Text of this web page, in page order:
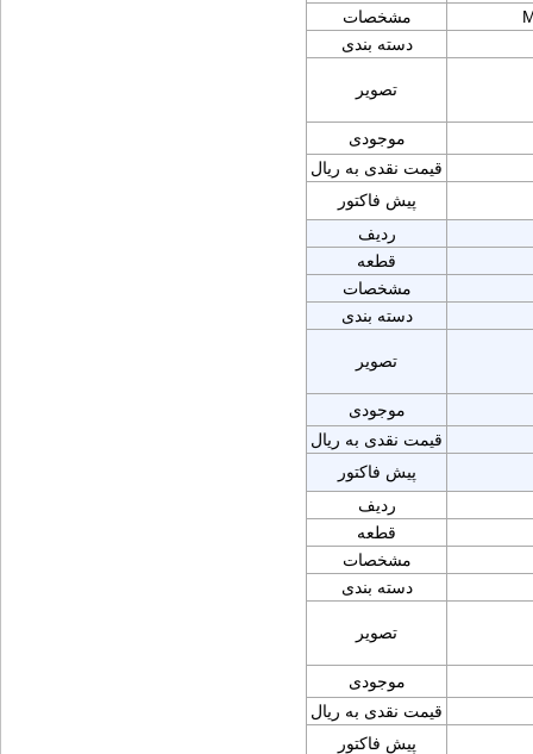
مشخصات
دسته بندی
تصویر
موجودی
قیمت نقدی به ریال
پیش فاکتور
ردیف
قطعه
مشخصات
دسته بندی
تصویر
موجودی
قیمت نقدی به ریال
پیش فاکتور
ردیف
قطعه
مشخصات
دسته بندی
تصویر
موجودی
قیمت نقدی به ریال
پیش فاکتور